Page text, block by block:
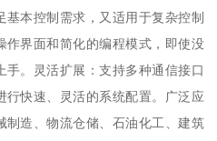
本控制需求，又适用于复杂控制
作界面和简化的编程模式，即使没
。灵活扩展：支持多种通信接口
行快速、灵活的系统配置。广泛应
制造、物流仓储、石油化工、建筑